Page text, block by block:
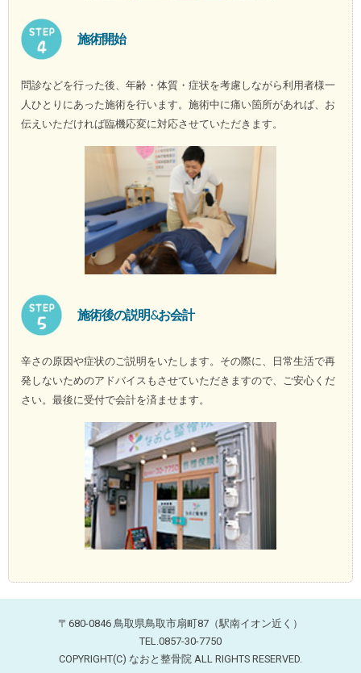
施術開始
問診などを行った後、年齢・体質・症状を考慮しながら利用者様一
人ひとりにあった施術を行います。施術中に痛い箇所があれば、お
伝えいただければ臨機応変に対応させていただきます。
施術後の説明&お会計
辛さの原因や症状のご説明をいたします。その際に、日常生活で再
発しないためのアドバイスもさせていただきますので、ご安心くだ
さい。最後に受付で会計を済ませます。
〒680-0846 鳥取県鳥取市扇町87（駅南イオン近く）
TEL.0857-30-7750
COPYRIGHT(C) なおと整骨院 ALL RIGHTS RESERVED.